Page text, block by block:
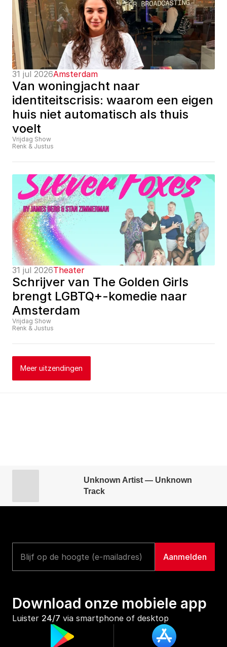
31 jul 2026Amsterdam
Van woningjacht naar
identiteitscrisis: waarom een eigen
huis niet automatisch als thuis
voelt
Vrijdag Show
Renk & Justus
31 jul 2026Theater
Schrijver van The Golden Girls
brengt LGBTQ+-komedie naar
Amsterdam
Vrijdag Show
Renk & Justus
Meer uitzendingen
Unknown Artist — Unknown
Track
Download onze mobiele app
Luister 24/7 via smartphone of desktop